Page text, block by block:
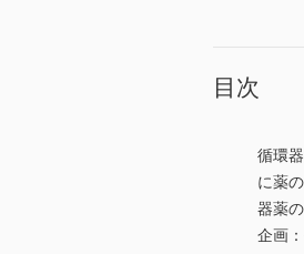
目次
循環
に薬
器薬
企画